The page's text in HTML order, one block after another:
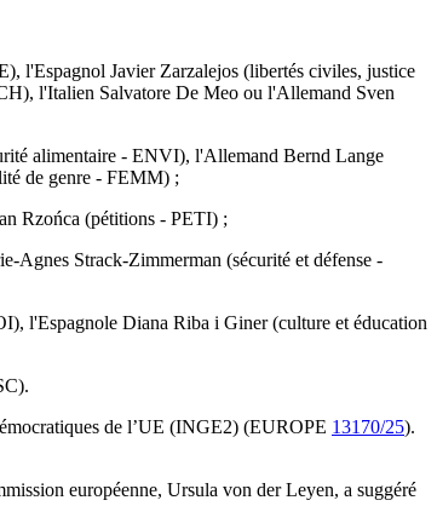
l'Espagnol Javier Zarzalejos (libertés civiles, justice
l'Italien Salvatore De Meo ou l'Allemand Sven
alimentaire - ENVI), l'Allemand Bernd Lange
de genre - FEMM) ;
Rzońca (pétitions - PETI) ;
Strack-Zimmerman (sécurité et défense -
l'Espagnole Diana Riba i Giner (culture et éducation
de l’UE (INGE2) (EUROPE 13170/25).
européenne, Ursula von der Leyen, a suggéré